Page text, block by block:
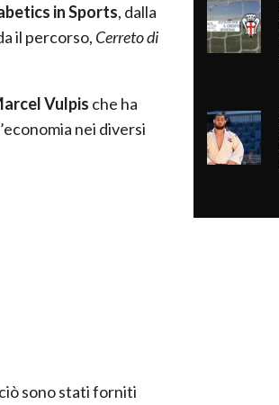
in Sports, dalla
il percorso, Cerreto di
Vulpis che ha
nei diversi
sono stati forniti